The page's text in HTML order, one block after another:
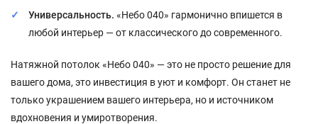
Универсальность. «Небо 040» гармонично впишется в
любой интерьер — от классического до современного.
Натяжной потолок «Небо 040» — это не просто решение для
вашего дома, это инвестиция в уют и комфорт. Он станет не
только украшением вашего интерьера, но и источником
вдохновения и умиротворения.